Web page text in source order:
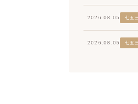
2026.08.05 七五三
2026.08.05 七五三